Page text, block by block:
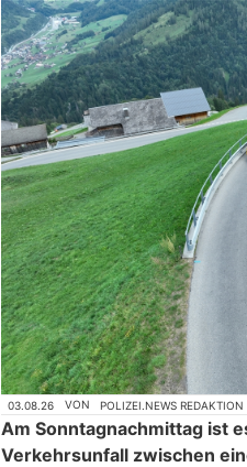
03.08.26 VON POLIZEI.NEWS REDAKTION
Am Sonntagnachmittag ist
Verkehrsunfall zwischen